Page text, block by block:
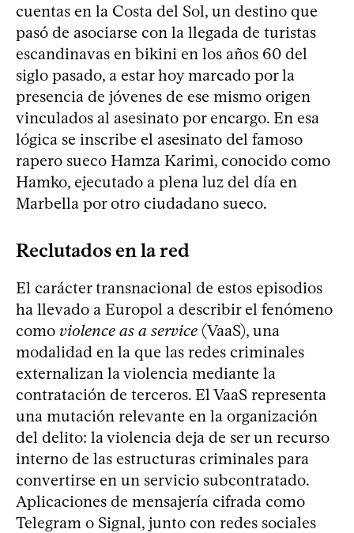
cuentas en la Costa del Sol, un destino que
pasó de asociarse con la llegada de turistas
escandinavas en bikini en los años 60 del
siglo pasado, a estar hoy marcado por la
presencia de jóvenes de ese mismo origen
vinculados al asesinato por encargo. En esa
lógica se inscribe el asesinato del famoso
rapero sueco Hamza Karimi, conocido como
Hamko, ejecutado a plena luz del día en
Marbella por otro ciudadano sueco.
Reclutados en la red
El carácter transnacional de estos episodios
ha llevado a Europol a describir el fenómeno
como violence as a service (VaaS), una
modalidad en la que las redes criminales
externalizan la violencia mediante la
contratación de terceros. El VaaS representa
una mutación relevante en la organización
del delito: la violencia deja de ser un recurso
interno de las estructuras criminales para
convertirse en un servicio subcontratado.
Aplicaciones de mensajería cifrada como
Telegram o Signal, junto con redes sociales